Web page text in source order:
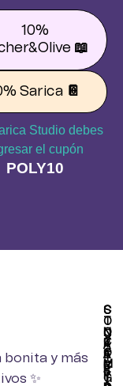
10%
📖
Sarica 📔
Studio debes
el cupón
POLY10
bonita y más
✨
S
T
O
R
E
B
Y
C
A
T
E
G
C
O
N
T
A
C
T
C
O
M
P